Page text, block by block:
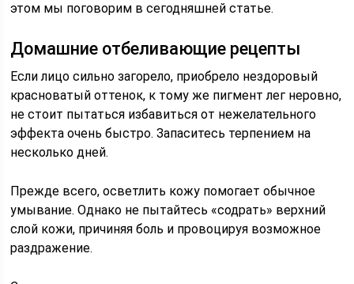
этом мы поговорим в сегодняшней статье.
Домашние отбеливающие рецепты
Если лицо сильно загорело, приобрело нездоровый
красноватый оттенок, к тому же пигмент лег неровно,
не стоит пытаться избавиться от нежелательного
эффекта очень быстро. Запаситесь терпением на
несколько дней.
Прежде всего, осветлить кожу помогает обычное
умывание. Однако не пытайтесь «содрать» верхний
слой кожи, причиняя боль и провоцируя возможное
раздражение.